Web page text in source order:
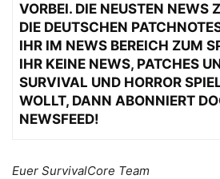
VORBEI. DIE NEUSTEN NEWS
DIE DEUTSCHEN
IHR IM NEWS BEREICH ZUM
IHR KEINE NEWS, PATCHES
SURVIVAL UND HORROR
WOLLT, DANN ABONNIERT
NEWSFEED!
Euer SurvivalCore Team